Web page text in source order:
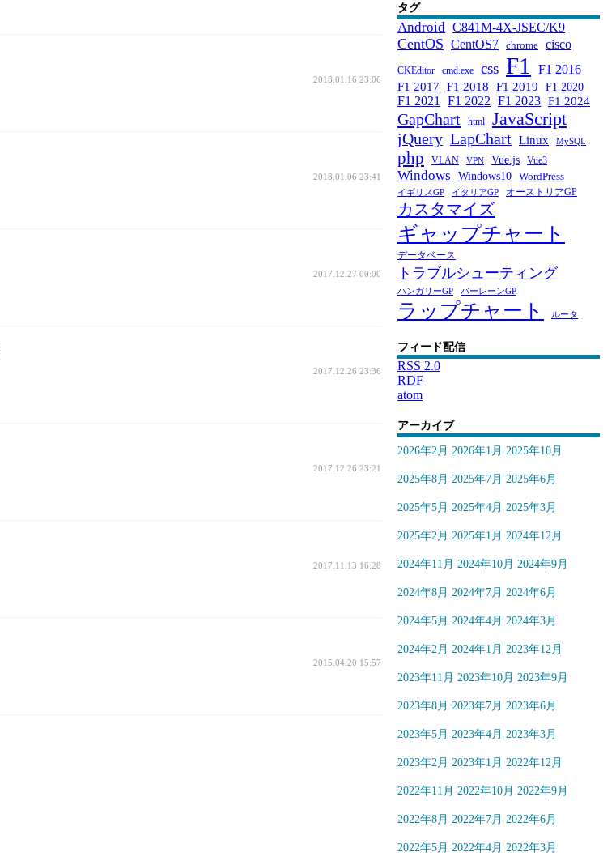
2018.01.16 23:06
2018.01.06 23:41
2017.12.27 00:00
2017.12.26 23:36
2017.12.26 23:21
2017.11.13 16:28
2015.04.20 15:57
タグ
Android C841M-4X-JSEC/K9
CentOS CentOS7 chrome cisco
CKEditor cmd.exe css F1
F1 2016
F1 2017 F1 2018 F1 2019 F1 2020
F1 2021 F1 2022 F1 2023 F1 2024
GapChart html JavaScript
jQuery LapChart Linux MySQL
php VLAN VPN Vue.js Vue3
Windows Windows10 WordPress
イギリスGP イタリアGP オーストリアGP
カスタマイズ
ギャップチャート
データベース
トラブルシューティング
ハンガリーGP バーレーンGP
ラップチャート ルータ
フィード配信
RSS 2.0
RDF
atom
アーカイブ
2026年2月 2026年1月 2025年10月
2025年8月 2025年7月 2025年6月
2025年5月 2025年4月 2025年3月
2025年2月 2025年1月 2024年12月
2024年11月 2024年10月 2024年9月
2024年8月 2024年7月 2024年6月
2024年5月 2024年4月 2024年3月
2024年2月 2024年1月 2023年12月
2023年11月 2023年10月 2023年9月
2023年8月 2023年7月 2023年6月
2023年5月 2023年4月 2023年3月
2023年2月 2023年1月 2022年12月
2022年11月 2022年10月 2022年9月
2022年8月 2022年7月 2022年6月
2022年5月 2022年4月 2022年3月